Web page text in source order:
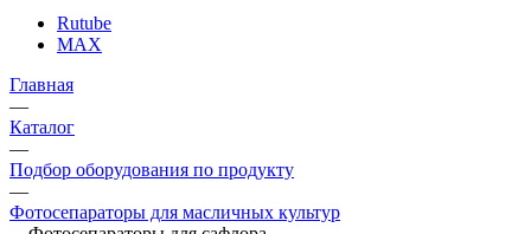
Rutube
MAX
Главная
—
Каталог
—
Подбор оборудования по продукту
—
Фотосепараторы для масличных культур